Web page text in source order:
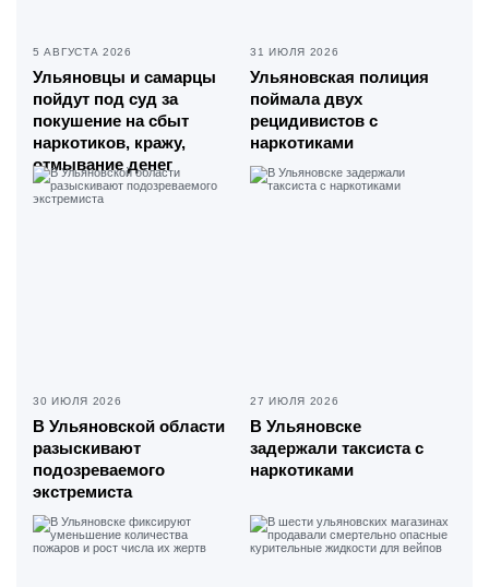
5 АВГУСТА 2026
Ульяновцы и самарцы
пойдут под суд за
покушение на сбыт
наркотиков, кражу,
отмывание денег
31 ИЮЛЯ 2026
Ульяновская полиция
поймала двух
рецидивистов с
наркотиками
30 ИЮЛЯ 2026
В Ульяновской области
разыскивают
подозреваемого
экстремиста
27 ИЮЛЯ 2026
В Ульяновске
задержали таксиста с
наркотиками